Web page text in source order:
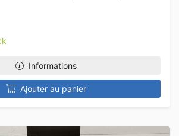
Informations
Ajouter au panier